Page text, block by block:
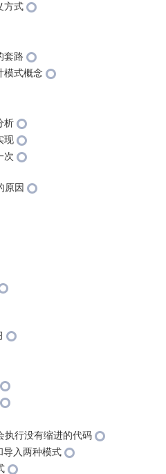
方式
套路
模式概念
析
现
次
原因
执行没有缩进的代码
导入两种模式